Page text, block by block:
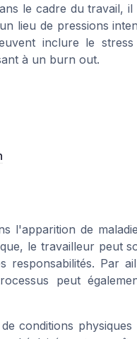
le cadre du travail,
lieu de pressions
inclure le
à un burn out.
l'apparition de
le travailleur peut
Par
peut
conditions